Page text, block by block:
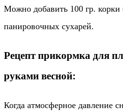
Можно добавить 100 гр. корки
панировочных сухарей.
Рецепт прикормка для
руками весной:
Когда атмосферное давление